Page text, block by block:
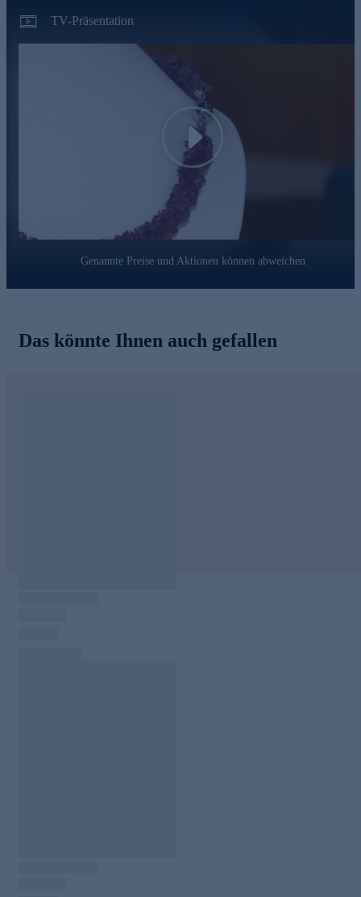
TV-Präsentation
Play
Genannte Preise und Aktionen können abweichen
Das könnte Ihnen auch gefallen